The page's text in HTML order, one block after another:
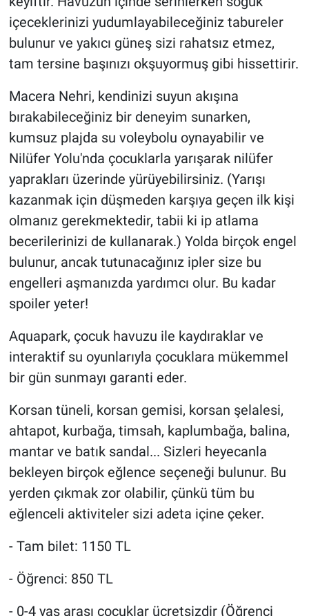
içeceklerinizi yudumlayabileceğiniz tabureler
bulunur ve yakıcı güneş sizi rahatsız etmez,
tam tersine başınızı okşuyormuş gibi hissettirir.
Macera Nehri, kendinizi suyun akışına
bırakabileceğiniz bir deneyim sunarken,
kumsuz plajda su voleybolu oynayabilir ve
Nilüfer Yolu'nda çocuklarla yarışarak nilüfer
yaprakları üzerinde yürüyebilirsiniz. (Yarışı
kazanmak için düşmeden karşıya geçen ilk kişi
olmanız gerekmektedir, tabii ki ip atlama
becerilerinizi de kullanarak.) Yolda birçok engel
bulunur, ancak tutunacağınız ipler size bu
engelleri aşmanızda yardımcı olur. Bu kadar
spoiler yeter!
Aquapark, çocuk havuzu ile kaydıraklar ve
interaktif su oyunlarıyla çocuklara mükemmel
bir gün sunmayı garanti eder.
Korsan tüneli, korsan gemisi, korsan şelalesi,
ahtapot, kurbağa, timsah, kaplumbağa, balina,
mantar ve batık sandal... Sizleri heyecanla
bekleyen birçok eğlence seçeneği bulunur. Bu
yerden çıkmak zor olabilir, çünkü tüm bu
eğlenceli aktiviteler sizi adeta içine çeker.
- Tam bilet: 1150 TL
- Öğrenci: 850 TL
- 0-4 yaş arası çocuklar ücretsizdir (Öğrenci